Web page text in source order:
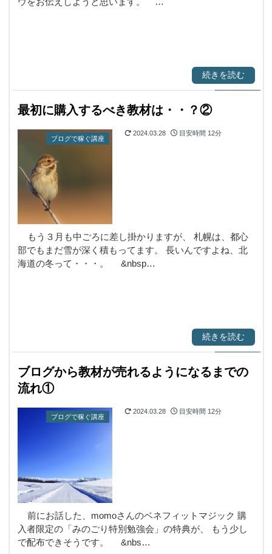
続きを読む
最初に購入するべき教材は・・？②
ブログで稼ぐ講座
2024.03.28 目安時間 12分
もう３月も中ごろに差し掛かりますが、 札幌は、都心
部でもまだ雪が深く積もってます。 長いんですよね、北
海道の冬って・・・。 &nbsp…
続きを読む
ブログから教材が売れるようになるまでの
流れ①
ブログで稼ぐ講座
2024.03.28 目安時間 12分
前にお話した、momoさんのベネフィットマジック 購
入者限定の「みのごり特別勉強会」の特典が、 もう少し
で配布できそうです。 &nbs…